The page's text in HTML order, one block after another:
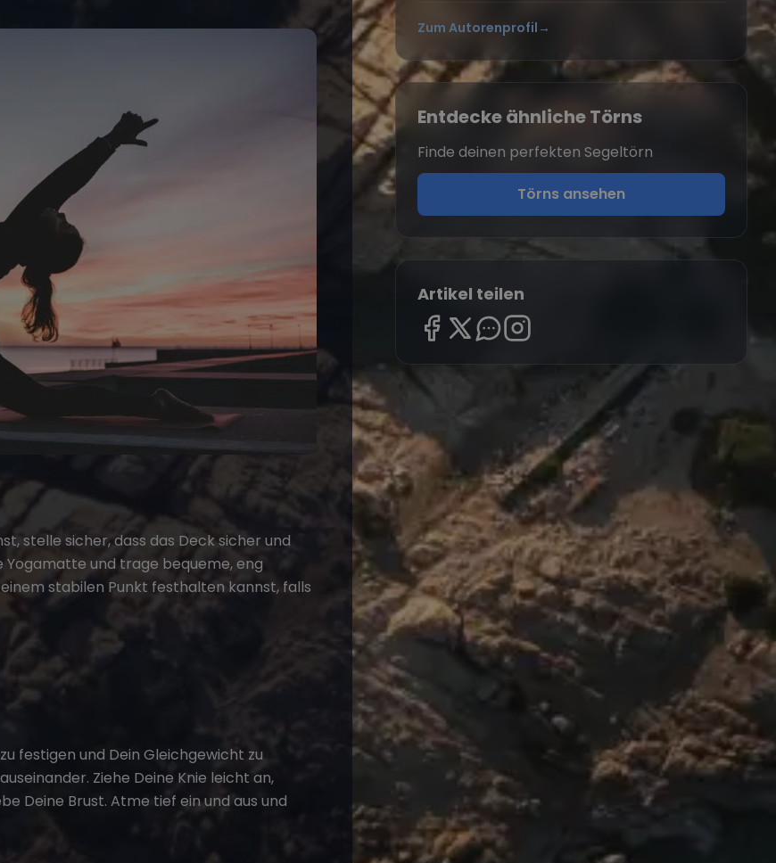
stelle sicher, dass das Deck sicher und
Yogamatte und trage bequeme, eng
stabilen Punkt festhalten kannst, falls
festigen und Dein Gleichgewicht zu
Ziehe Deine Knie leicht an,
Deine Brust. Atme tief ein und aus und
Zum Autorenprofil →
Entdecke ähnliche Törns
Finde deinen perfekten Segeltörn
Törns ansehen
Artikel teilen